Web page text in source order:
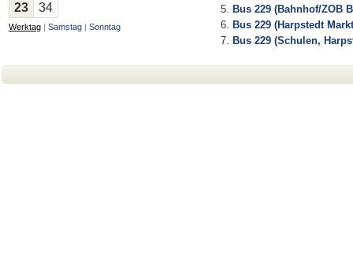
23
34
Werktag | Samstag | Sonntag
Bus 229 (Bahnhof/ZOB
Bus 229 (Harpstedt
Bus 229 (Schulen,